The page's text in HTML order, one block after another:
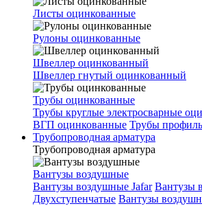
Листы оцинкованные
Рулоны оцинкованные
Швеллер оцинкованный
Швеллер гнутый оцинкованный
Трубы оцинкованные
Трубы круглые электросварные
ВГП оцинкованные Трубы
Трубопроводная арматура
Трубопроводная арматура
Вантузы воздушные
Вантузы воздушные Jafar Вантузы
Двухступенчатые Вантузы